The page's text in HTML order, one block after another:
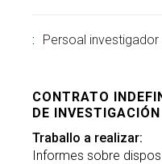
Persoal
CONTRATO
DE INVESTIGACIÓN
Traballo a realizar:
Informes sobre